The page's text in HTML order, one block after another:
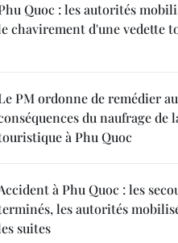
Quoc : les autorités
chavirement d'une vedette
PM ordonne de remédier
du naufrage de
à Phu Quoc
à Phu Quoc : les
les autorités
suites